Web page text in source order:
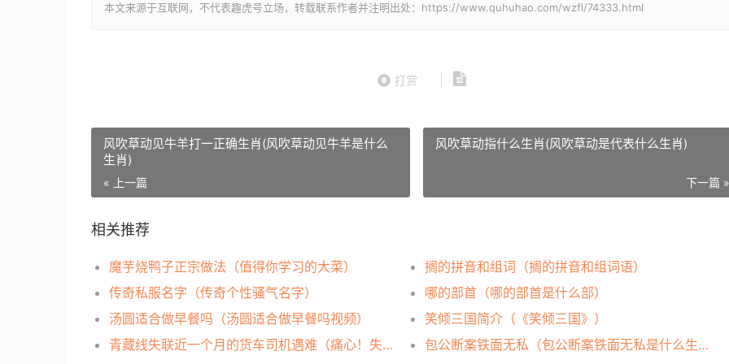
本文来源于互联网，不代表趣虎号立场，转载联系作者并注明出处：https://www.quhuhao.com/wzfl/74333.html
打赏
风吹草动见牛羊打一正确生肖(风吹草动见牛羊是什么
生肖)
« 上一篇
风吹草动指什么生肖(风吹草动是代表什么生肖)
下一篇 »
相关推荐
魔芋烧鸭子正宗做法（值得你学习的大菜）
搁的拼音和组词（搁的拼音和组词语）
传奇私服名字（传奇个性骚气名字）
哪的部首（哪的部首是什么部）
汤圆适合做早餐吗（汤圆适合做早餐吗视频）
笑倾三国简介（《笑倾三国》）
青藏线失联近一个月的货车司机遇难（痛心！失踪28天）
包公断案铁面无私（包公断案铁面无私是什么生肖）